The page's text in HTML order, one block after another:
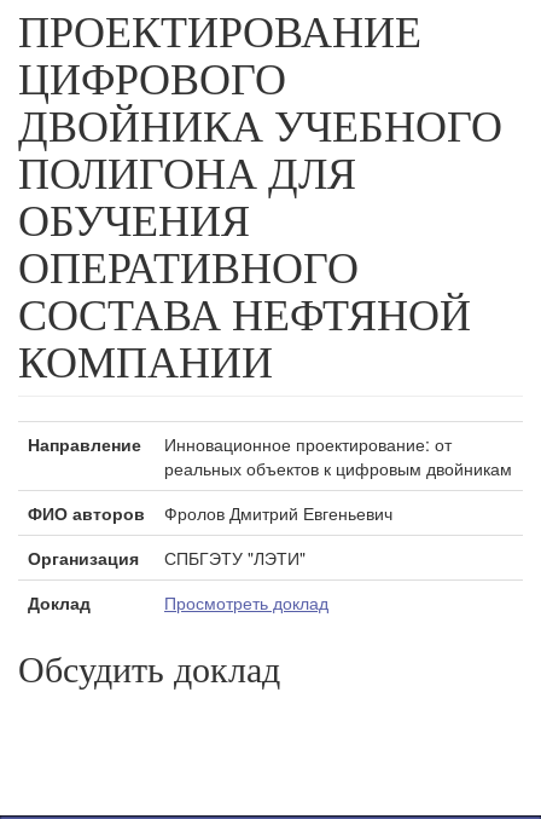
ПРОЕКТИРОВАНИЕ
ЦИФРОВОГО
ДВОЙНИКА УЧЕБНОГО
ПОЛИГОНА ДЛЯ
ОБУЧЕНИЯ
ОПЕРАТИВНОГО
СОСТАВА НЕФТЯНОЙ
КОМПАНИИ
Направление
Инновационное проектирование: от
реальных объектов к цифровым двойникам
ФИО авторов
Фролов Дмитрий Евгеньевич
Организация
СПБГЭТУ "ЛЭТИ"
Доклад
Просмотреть доклад
Обсудить доклад